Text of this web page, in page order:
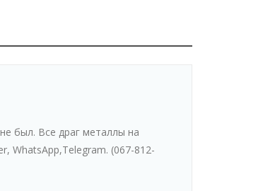
был. Все драг металлы на
WhatsАpp,Telegram. (067-812-